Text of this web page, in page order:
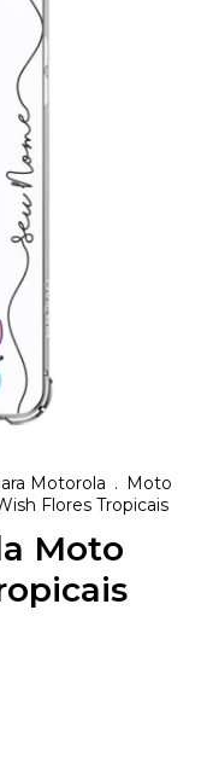
Motorola . Moto
Flores Tropicais
Moto